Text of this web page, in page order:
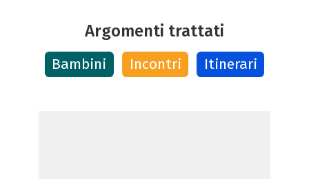
Argomenti trattati
Bambini Incontri Itinerari